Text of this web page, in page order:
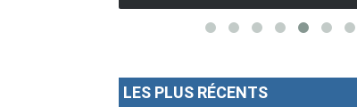
LES PLUS RÉCENTS